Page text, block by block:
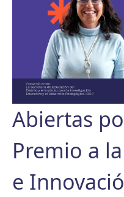
Abiertas
Premio a
e